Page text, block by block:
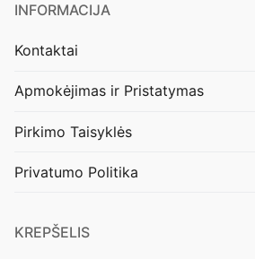
INFORMACIJA
Kontaktai
Apmokėjimas ir Pristatymas
Pirkimo Taisyklės
Privatumo Politika
KREPŠELIS